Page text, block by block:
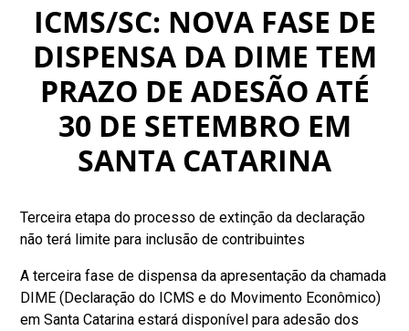
ICMS/SC: NOVA FASE DE
DISPENSA DA DIME TEM
PRAZO DE ADESÃO ATÉ
30 DE SETEMBRO EM
SANTA CATARINA
Terceira etapa do processo de extinção da declaração
não terá limite para inclusão de contribuintes
A terceira fase de dispensa da apresentação da chamada
DIME (Declaração do ICMS e do Movimento Econômico)
em Santa Catarina estará disponível para adesão dos